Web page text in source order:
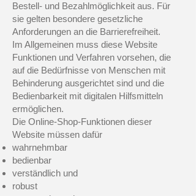
Bestell- und Bezahlmöglichkeit aus. Für
sie gelten besondere gesetzliche
Anforderungen an die Barrierefreiheit.
Im Allgemeinen muss diese Website
Funktionen und Verfahren vorsehen, die
auf die Bedürfnisse von Menschen mit
Behinderung ausgerichtet sind und die
Bedienbarkeit mit digitalen Hilfsmitteln
ermöglichen.
Die Online-Shop-Funktionen dieser
Website müssen dafür
wahrnehmbar
bedienbar
verständlich und
robust